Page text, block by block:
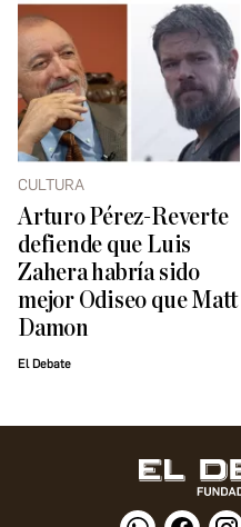
CULTURA
Arturo Pérez-Reverte
defiende que Luis
Zahera habría sido
mejor Odiseo que Matt
Damon
El Debate